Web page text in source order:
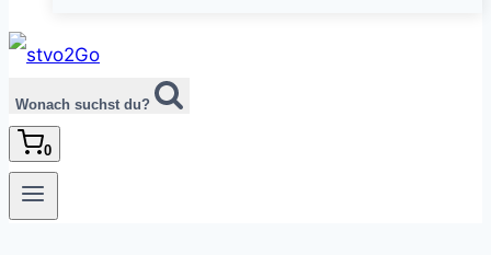
Wonach suchst du?
0